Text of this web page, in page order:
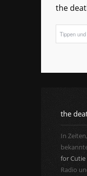
the
the
In
for Cutie
Radio